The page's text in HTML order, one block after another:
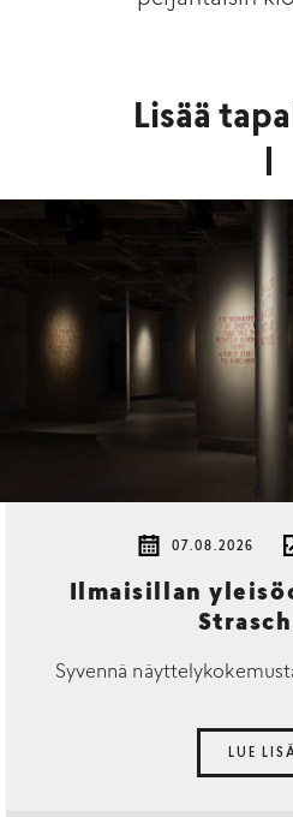
Lisää
07.08.2026
Ilmaisillan
Syvennä
LUE